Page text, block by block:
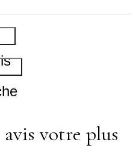
votre plus